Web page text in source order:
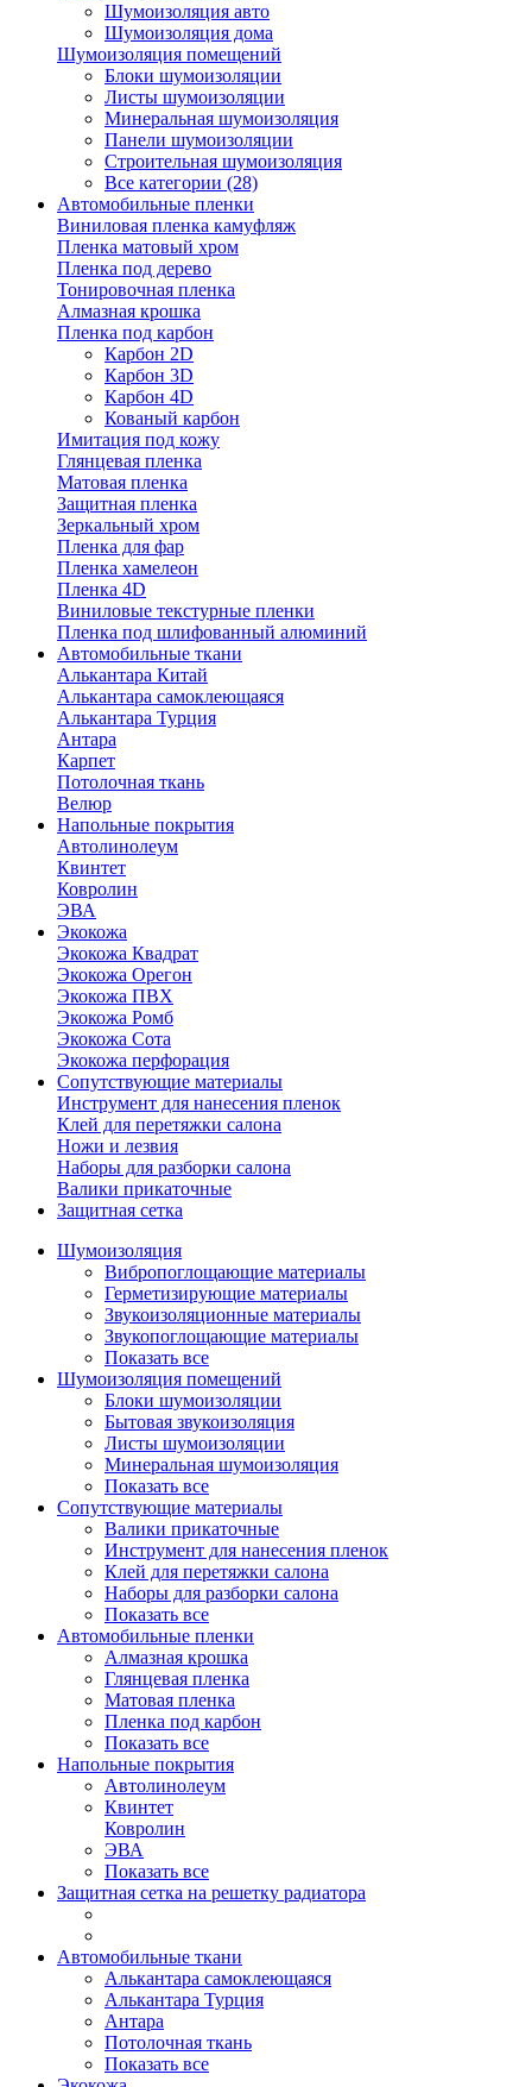
Шумоизоляция авто
Шумоизоляция дома
Шумоизоляция помещений
Блоки шумоизоляции
Листы шумоизоляции
Минеральная шумоизоляция
Панели шумоизоляции
Строительная шумоизоляция
Все категории (28)
Автомобильные пленки
Виниловая пленка камуфляж
Пленка матовый хром
Пленка под дерево
Тонировочная пленка
Алмазная крошка
Пленка под карбон
Карбон 2D
Карбон 3D
Карбон 4D
Кованый карбон
Имитация под кожу
Глянцевая пленка
Матовая пленка
Защитная пленка
Зеркальный хром
Пленка для фар
Пленка хамелеон
Пленка 4D
Виниловые текстурные пленки
Пленка под шлифованный алюминий
Автомобильные ткани
Алькантара Китай
Алькантара самоклеющаяся
Алькантара Турция
Антара
Карпет
Потолочная ткань
Велюр
Напольные покрытия
Автолинолеум
Квинтет
Ковролин
ЭВА
Экокожа
Экокожа Квадрат
Экокожа Орегон
Экокожа ПВХ
Экокожа Ромб
Экокожа Сота
Экокожа перфорация
Сопутствующие материалы
Инструмент для нанесения пленок
Клей для перетяжки салона
Ножи и лезвия
Наборы для разборки салона
Валики прикаточные
Защитная сетка
Шумоизоляция
Вибропоглощающие материалы
Герметизирующие материалы
Звукоизоляционные материалы
Звукопоглощающие материалы
Показать все
Шумоизоляция помещений
Блоки шумоизоляции
Бытовая звукоизоляция
Листы шумоизоляции
Минеральная шумоизоляция
Показать все
Сопутствующие материалы
Валики прикаточные
Инструмент для нанесения пленок
Клей для перетяжки салона
Наборы для разборки салона
Показать все
Автомобильные пленки
Алмазная крошка
Глянцевая пленка
Матовая пленка
Пленка под карбон
Показать все
Напольные покрытия
Автолинолеум
Квинтет
Ковролин
ЭВА
Показать все
Защитная сетка на решетку радиатора
Автомобильные ткани
Алькантара самоклеющаяся
Алькантара Турция
Антара
Потолочная ткань
Показать все